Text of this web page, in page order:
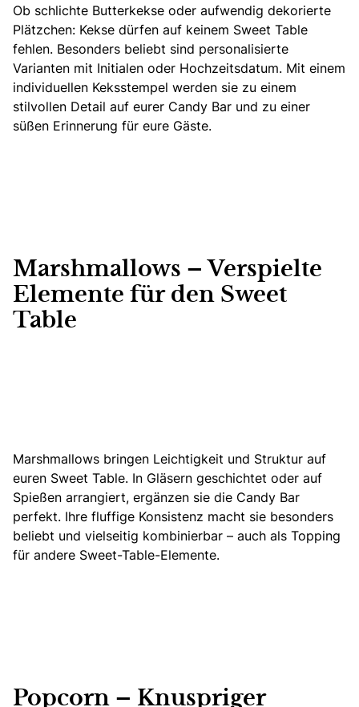
Ob schlichte Butterkekse oder aufwendig dekorierte
Plätzchen: Kekse dürfen auf keinem Sweet Table
fehlen. Besonders beliebt sind personalisierte
Varianten mit Initialen oder Hochzeitsdatum. Mit einem
individuellen Keksstempel werden sie zu einem
stilvollen Detail auf eurer Candy Bar und zu einer
süßen Erinnerung für eure Gäste.
Marshmallows – Verspielte
Elemente für den Sweet
Table
Marshmallows bringen Leichtigkeit und Struktur auf
euren Sweet Table. In Gläsern geschichtet oder auf
Spießen arrangiert, ergänzen sie die Candy Bar
perfekt. Ihre fluffige Konsistenz macht sie besonders
beliebt und vielseitig kombinierbar – auch als Topping
für andere Sweet-Table-Elemente.
Popcorn – Knuspriger